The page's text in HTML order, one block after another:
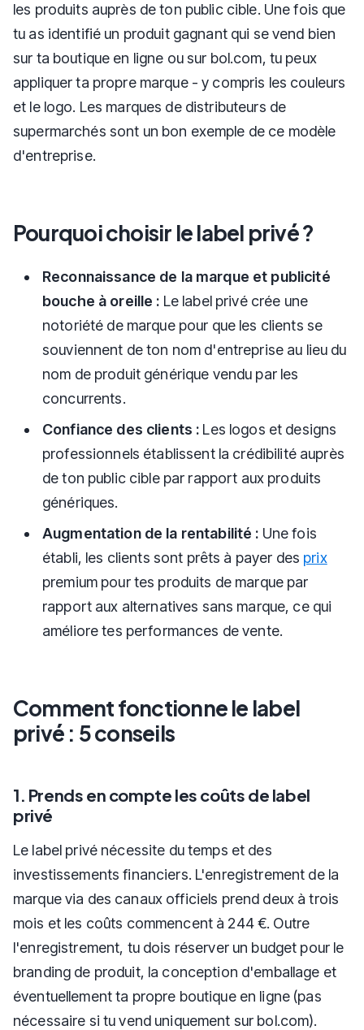
les produits auprès de ton public cible. Une fois que
tu as identifié un produit gagnant qui se vend bien
sur ta boutique en ligne ou sur bol.com, tu peux
appliquer ta propre marque - y compris les couleurs
et le logo. Les marques de distributeurs de
supermarchés sont un bon exemple de ce modèle
d'entreprise.
Pourquoi choisir le label privé ?
Reconnaissance de la marque et publicité
bouche à oreille : Le label privé crée une
notoriété de marque pour que les clients se
souviennent de ton nom d'entreprise au lieu du
nom de produit générique vendu par les
concurrents.
Confiance des clients : Les logos et designs
professionnels établissent la crédibilité auprès
de ton public cible par rapport aux produits
génériques.
Augmentation de la rentabilité : Une fois
établi, les clients sont prêts à payer des prix
premium pour tes produits de marque par
rapport aux alternatives sans marque, ce qui
améliore tes performances de vente.
Comment fonctionne le label
privé : 5 conseils
1. Prends en compte les coûts de label
privé
Le label privé nécessite du temps et des
investissements financiers. L'enregistrement de la
marque via des canaux officiels prend deux à trois
mois et les coûts commencent à 244 €. Outre
l'enregistrement, tu dois réserver un budget pour le
branding de produit, la conception d'emballage et
éventuellement ta propre boutique en ligne (pas
nécessaire si tu vend uniquement sur bol.com).